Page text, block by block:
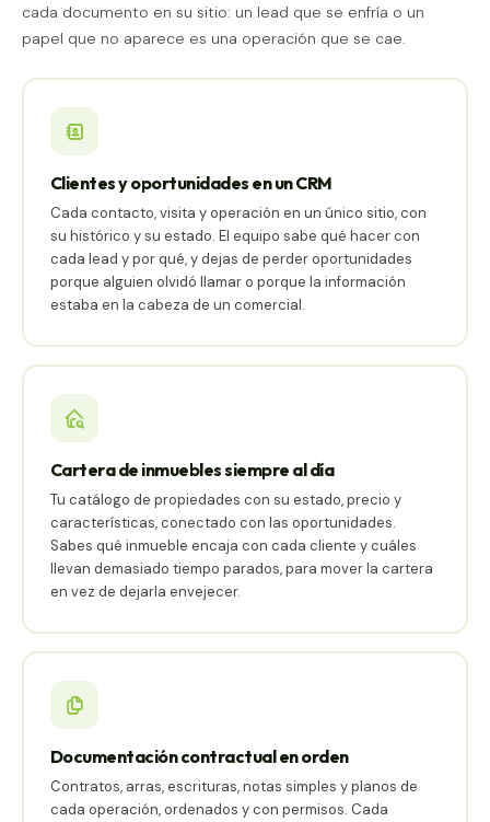
cada documento en su sitio: un lead que se enfría o un
papel que no aparece es una operación que se cae.
Clientes y oportunidades en un CRM
Cada contacto, visita y operación en un único sitio, con
su histórico y su estado. El equipo sabe qué hacer con
cada lead y por qué, y dejas de perder oportunidades
porque alguien olvidó llamar o porque la información
estaba en la cabeza de un comercial.
Cartera de inmuebles siempre al día
Tu catálogo de propiedades con su estado, precio y
características, conectado con las oportunidades.
Sabes qué inmueble encaja con cada cliente y cuáles
llevan demasiado tiempo parados, para mover la cartera
en vez de dejarla envejecer.
Documentación contractual en orden
Contratos, arras, escrituras, notas simples y planos de
cada operación, ordenados y con permisos. Cada